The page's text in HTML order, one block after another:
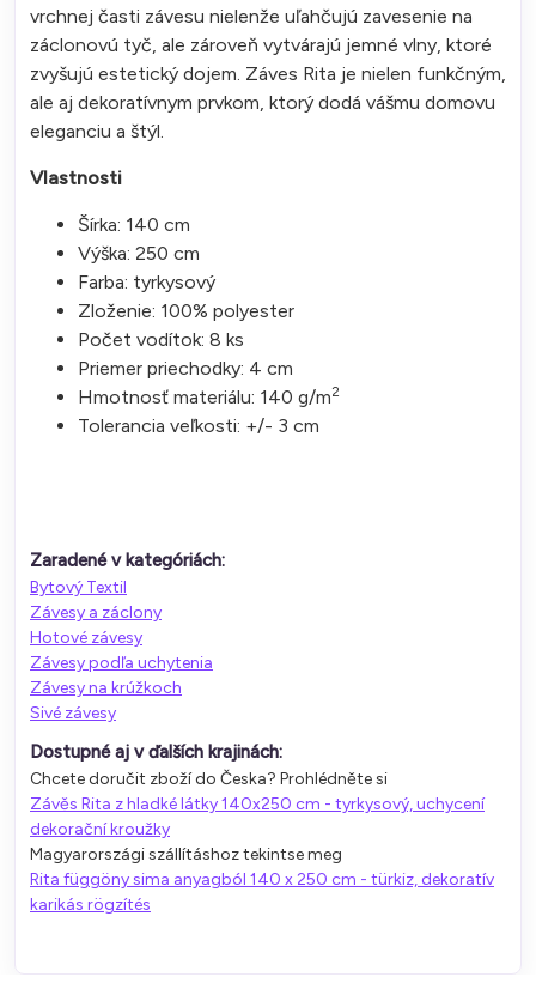
vrchnej časti závesu nielenže uľahčujú zavesenie na
záclonovú tyč, ale zároveň vytvárajú jemné vlny, ktoré
zvyšujú estetický dojem. Záves Rita je nielen funkčným,
ale aj dekoratívnym prvkom, ktorý dodá vášmu domovu
eleganciu a štýl.
Vlastnosti
Šírka: 140 cm
Výška: 250 cm
Farba: tyrkysový
Zloženie: 100% polyester
Počet vodítok: 8 ks
Priemer priechodky: 4 cm
Hmotnosť materiálu: 140 g/m2
Tolerancia veľkosti: +/- 3 cm
Zaradené v kategóriách:
Bytový Textil
Závesy a záclony
Hotové závesy
Závesy podľa uchytenia
Závesy na krúžkoch
Sivé závesy
Dostupné aj v ďalších krajinách:
Chcete doručit zboží do Česka? Prohlédněte si
Závěs Rita z hladké látky 140x250 cm - tyrkysový, uchycení
dekorační kroužky
Magyarországi szállításhoz tekintse meg
Rita függöny sima anyagból 140 x 250 cm - türkiz, dekoratív
karikás rögzítés